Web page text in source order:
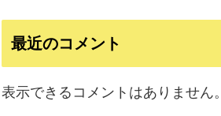
最近のコメント
表示できるコメントはありません。